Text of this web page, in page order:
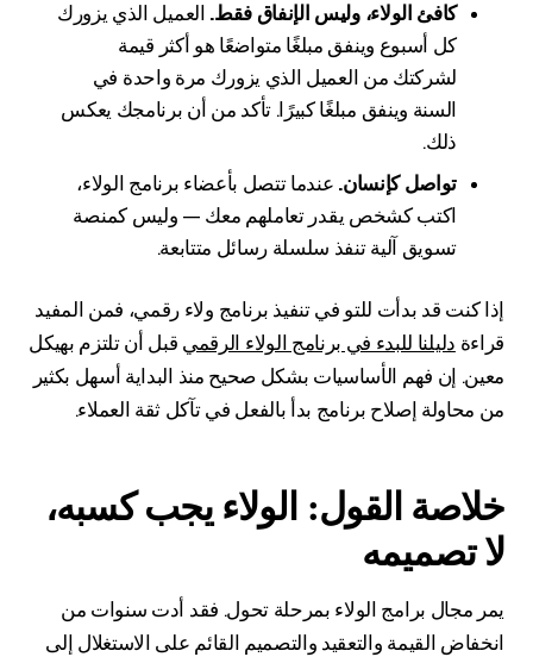
كافئ الولاء، وليس الإنفاق فقط. العميل الذي يزورك
كل أسبوع وينفق مبلغًا متواضعًا هو أكثر قيمة
لشركتك من العميل الذي يزورك مرة واحدة في
السنة وينفق مبلغًا كبيرًا. تأكد من أن برنامجك يعكس
ذلك.
تواصل كإنسان. عندما تتصل بأعضاء برنامج الولاء،
اكتب كشخص يقدر تعاملهم معك — وليس كمنصة
تسويق آلية تنفذ سلسلة رسائل متتابعة.
إذا كنت قد بدأت للتو في تنفيذ برنامج ولاء رقمي، فمن المفيد
قراءة دليلنا للبدء في برنامج الولاء الرقمي قبل أن تلتزم بهيكل
معين. إن فهم الأساسيات بشكل صحيح منذ البداية أسهل بكثير
من محاولة إصلاح برنامج بدأ بالفعل في تآكل ثقة العملاء.
خلاصة القول: الولاء يجب كسبه،
لا تصميمه
يمر مجال برامج الولاء بمرحلة تحول. فقد أدت سنوات من
انخفاض القيمة والتعقيد والتصميم القائم على الاستغلال إلى